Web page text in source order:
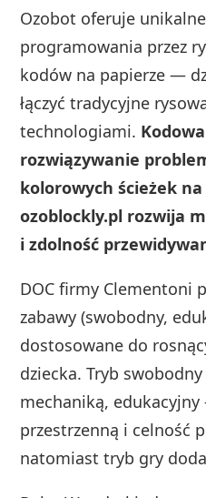
Ozobot oferuje
programowania przez
kodów na papierze —
łączyć tradycyjne
technologiami.
rozwiązywanie
kolorowych ścieżek
ozoblockly.pl rozwija
i zdolność
DOC firmy Clementoni
zabawy (swobodny,
dostosowane do
dziecka. Tryb
mechaniką,
przestrzenną i celność
natomiast tryb gry